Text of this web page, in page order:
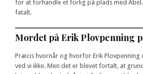
for at forhandle et forlig på plads med
fatalt.
Mordet på Erik Plovpenning
Præcis hvornår og hvorfor Erik Plovpenning
ved vi ikke. Men det er blevet fortalt, at